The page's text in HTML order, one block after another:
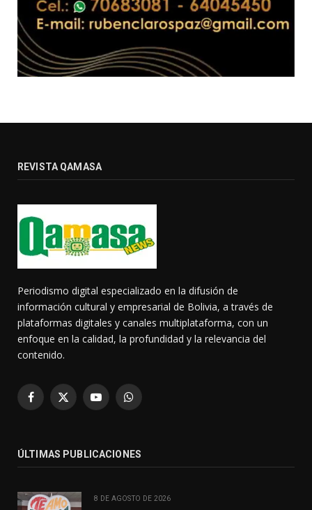
REVISTA QAMASA
Periodismo digital especializado en la difusión de
información cultural y empresarial de Bolivia, a través de
plataformas digitales y canales multiplataforma, con un
enfoque en la calidad, la profundidad y la relevancia del
contenido.
Facebook
X
YouTubeWhatsApp
ÚLTIMAS PUBLICACIONES
8 DE AGOSTO DE 2026